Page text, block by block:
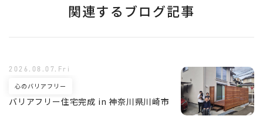
関連するブログ記事
バリアフリー住宅完成 in 神奈川県川崎市
心のバリアフリー
2026.08.07.Fri